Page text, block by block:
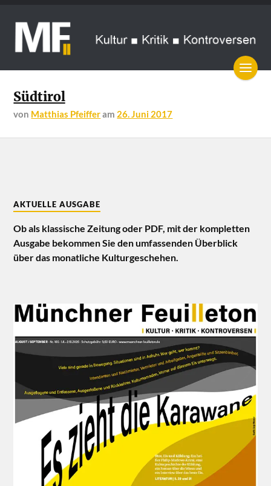
Südtirol
von Matthias Pfeifferam 26. Juni 2017
AKTUELLE AUSGABE
Ob als klassische Zeitung oder PDF, mit der kompletten
Ausgabe bekommen Sie den umfassenden Überblick
über das monatliche Kulturgeschehen.